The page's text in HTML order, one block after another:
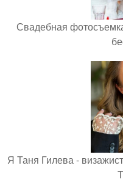
Свадебная
Я Таня Гилева -